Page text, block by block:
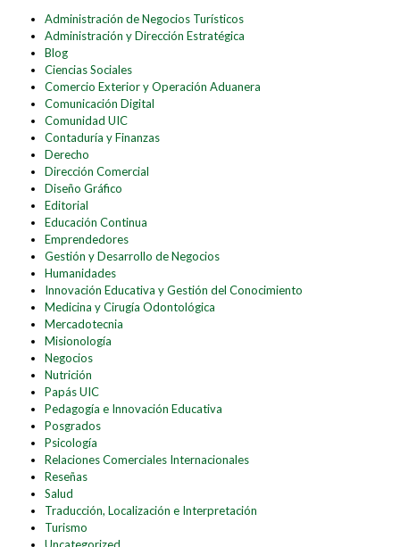
Administración de Negocios Turísticos
Administración y Dirección Estratégica
Blog
Ciencias Sociales
Comercio Exterior y Operación Aduanera
Comunicación Digital
Comunidad UIC
Contaduría y Finanzas
Derecho
Dirección Comercial
Diseño Gráfico
Editorial
Educación Continua
Emprendedores
Gestión y Desarrollo de Negocios
Humanidades
Innovación Educativa y Gestión del Conocimiento
Medicina y Cirugía Odontológica
Mercadotecnia
Misionología
Negocios
Nutrición
Papás UIC
Pedagogía e Innovación Educativa
Posgrados
Psicología
Relaciones Comerciales Internacionales
Reseñas
Salud
Traducción, Localización e Interpretación
Turismo